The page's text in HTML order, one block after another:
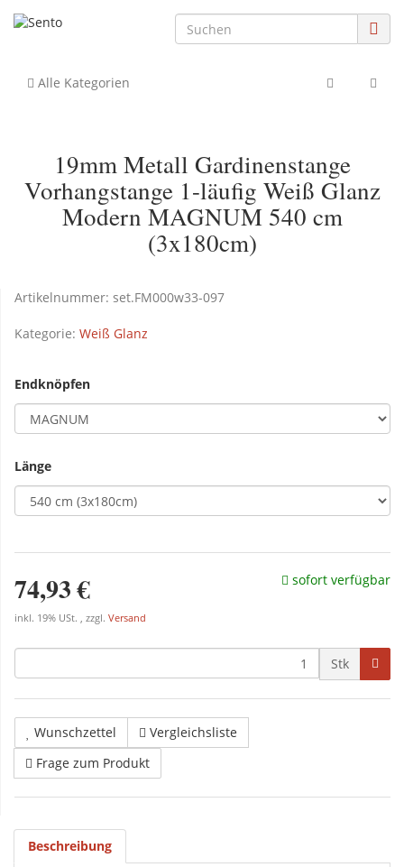
Alle Kategorien
19mm Metall Gardinenstange
Vorhangstange 1-läufig Weiß Glanz
Modern MAGNUM 540 cm
(3x180cm)
Artikelnummer: set.FM000w33-097
Kategorie: Weiß Glanz
Endknöpfen
Länge
74,93 €
inkl. 19% USt. , zzgl. Versand
sofort verfügbar
Stk
Wunschzettel
Vergleichsliste
Frage zum Produkt
Beschreibung